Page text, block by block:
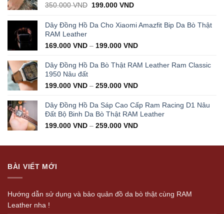
350.000VND Original
was:
199.000VNDCurrent
is:
199.000 VND.
Dây Đồng Hồ Da Cho Xiaomi Amazfit Bip Da Bò Thật
RAM Leather
169.000 VND – 199.000 VND
Dây Đồng Hồ Da Bò Thật RAM Leather Ram Classic
1950 Nâu đất
199.000 VND – 259.000 VND
Dây Đồng Hồ Da Sáp Cao Cấp Ram Racing D1 Nâu
Đất Bộ Binh Da Bò Thật RAM Leather
199.000 VND – 259.000 VND
BÀI VIẾT MỚI
Hướng dẫn sử dụng và bảo quản đồ da bò thật cùng RAM
Leather nha !